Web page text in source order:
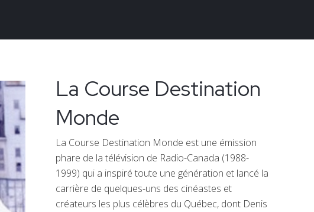
La Course Destination
Monde
La Course Destination Monde est une émission
phare de la télévision de Radio-Canada (1988-
1999) qui a inspiré toute une génération et lancé la
carrière de quelques-uns des cinéastes et
créateurs les plus célèbres du Québec, dont Denis